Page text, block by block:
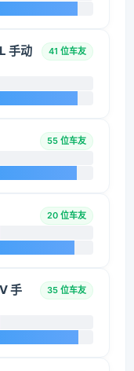
手动
41 位车友
55 位车友
20 位车友
手
35 位车友